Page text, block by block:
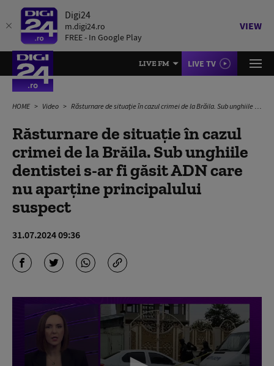
Digi24
m.digi24.ro
FREE - In Google Play
VIEW
LIVE FM LIVE TV
HOME Video Răsturnare de situație în cazul crimei de la Brăila. Sub unghiile dentistei s-ar fi găsit ADN care nu aparține principalului suspect
Răsturnare de situație în cazul
crimei de la Brăila. Sub unghiile
dentistei s-ar fi găsit ADN care
nu aparține principalului
suspect
31.07.2024 09:36